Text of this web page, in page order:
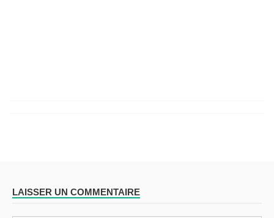
LAISSER UN COMMENTAIRE